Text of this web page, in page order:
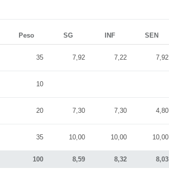
Peso SG INF SEN
100 8,59 8,32 8,03
35 7,92 7,22 7,92
10
20 7,30 7,30 4,80
35 10,00 10,00 10,00